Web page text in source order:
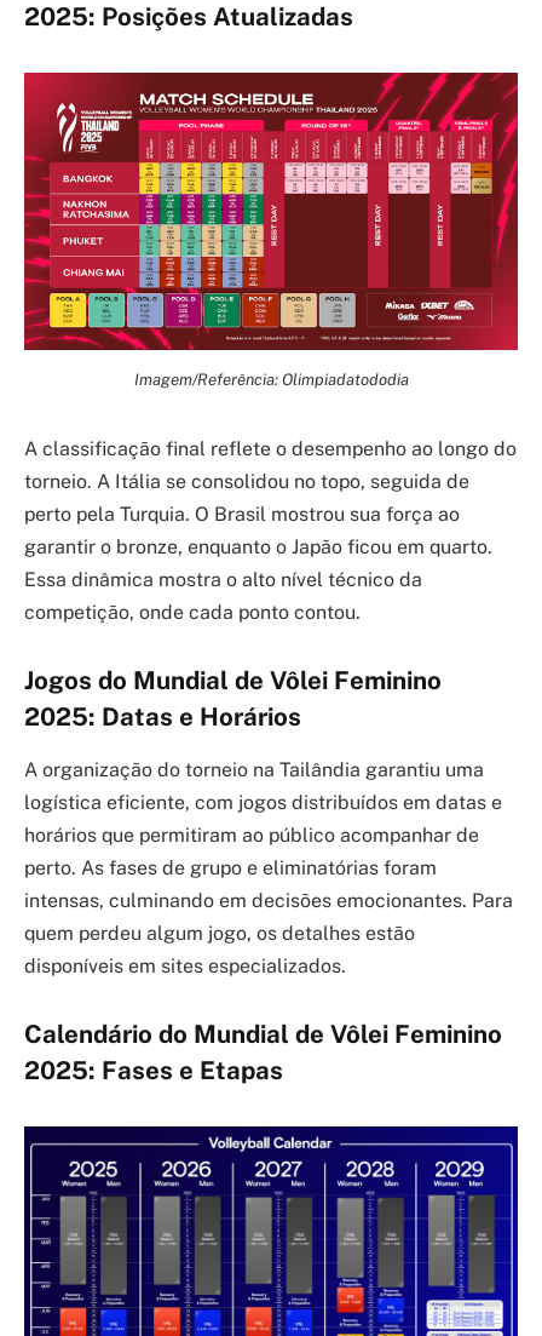
2025: Posições Atualizadas
Imagem/Referência: Olimpiadatododia
A classificação final reflete o desempenho ao longo do
torneio. A Itália se consolidou no topo, seguida de
perto pela Turquia. O Brasil mostrou sua força ao
garantir o bronze, enquanto o Japão ficou em quarto.
Essa dinâmica mostra o alto nível técnico da
competição, onde cada ponto contou.
Jogos do Mundial de Vôlei Feminino
2025: Datas e Horários
A organização do torneio na Tailândia garantiu uma
logística eficiente, com jogos distribuídos em datas e
horários que permitiram ao público acompanhar de
perto. As fases de grupo e eliminatórias foram
intensas, culminando em decisões emocionantes. Para
quem perdeu algum jogo, os detalhes estão
disponíveis em sites especializados.
Calendário do Mundial de Vôlei Feminino
2025: Fases e Etapas